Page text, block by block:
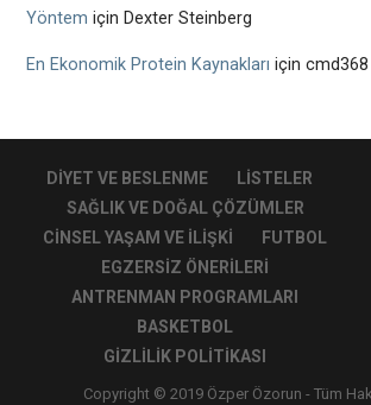
Yöntem için Dexter Steinberg
En Ekonomik Protein Kaynakları içincmd368
DIYET VE BESLENME
LISTELER
SAĞLIK VE DOĞAL ÇÖZÜMLER
CINSEL YAŞAM VE İLIŞKI
FUTBOL
EGZERSIZ ÖNERILERI
ANTRENMAN PROGRAMLARI
BASKETBOL
GIZLILIK POLITIKASI
Copyright © 2019 Özper Özorun - Tüm